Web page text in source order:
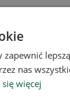
nas
więcej